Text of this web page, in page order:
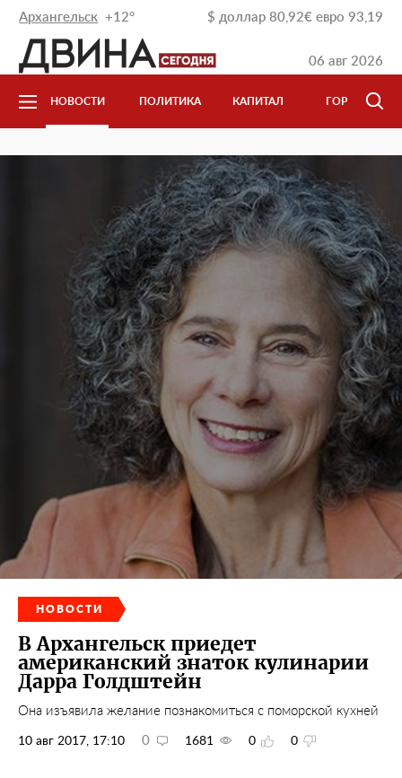
06 авг 2026
$ доллар 80,92€ евро 93,19
Архангельск +12°
НОВОСТИ ПОЛИТИКА КАПИТАЛ ГОРОД
НОВОСТИ
В Архангельск приедет
американский знаток кулинарии
Дарра Голдштейн
Она изъявила желание познакомиться с поморской кухней
10 авг 2017, 17:10 0 1681 0 0